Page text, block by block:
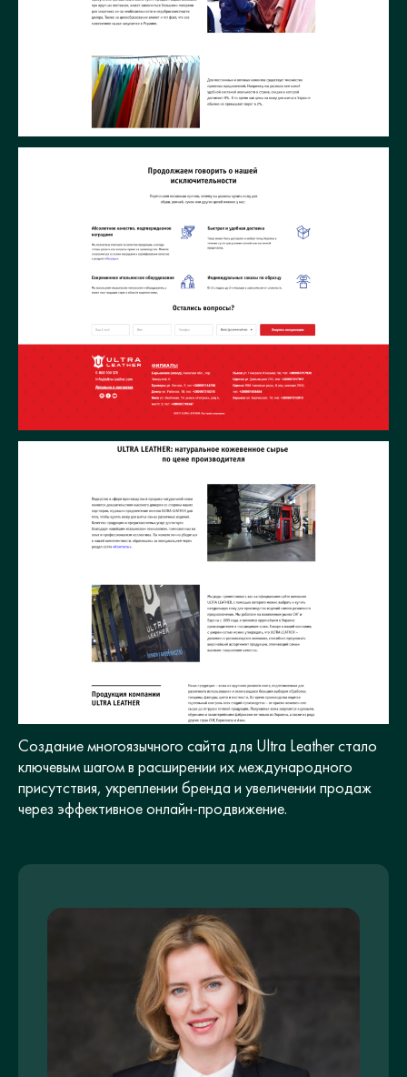
Создание многоязычного сайта для Ultra Leather стало
ключевым шагом в расширении их международного
присутствия, укреплении бренда и увеличении продаж
через эффективное онлайн-продвижение.